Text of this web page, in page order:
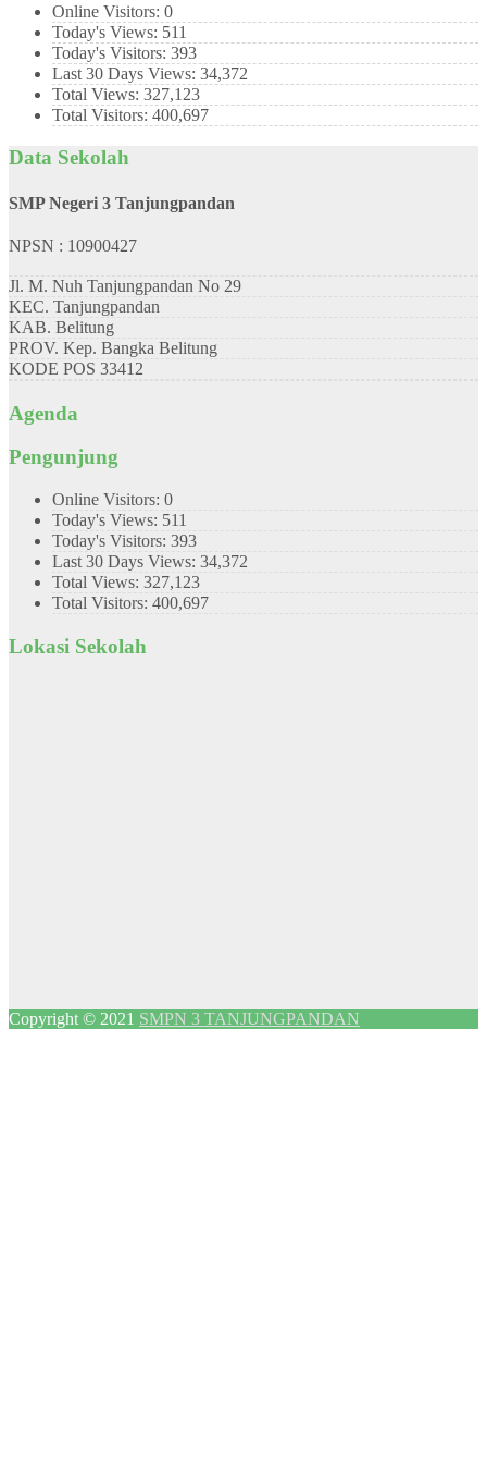
Online Visitors: 0
Today's Views: 511
Today's Visitors: 393
Last 30 Days Views: 34,372
Total Views: 327,123
Total Visitors: 400,697
Data Sekolah
SMP Negeri 3 Tanjungpandan
NPSN : 10900427
Jl. M. Nuh Tanjungpandan No 29
KEC. Tanjungpandan
KAB. Belitung
PROV. Kep. Bangka Belitung
KODE POS 33412
Agenda
Pengunjung
Online Visitors: 0
Today's Views: 511
Today's Visitors: 393
Last 30 Days Views: 34,372
Total Views: 327,123
Total Visitors: 400,697
Lokasi Sekolah
Copyright © 2021 SMPN 3 TANJUNGPANDAN